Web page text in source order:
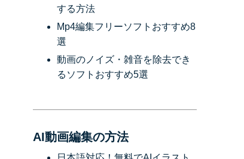
する方法
Mp4編集フリーソフトおすすめ8
選
動画のノイズ・雑音を除去でき
るソフトおすすめ5選
AI動画編集の方法